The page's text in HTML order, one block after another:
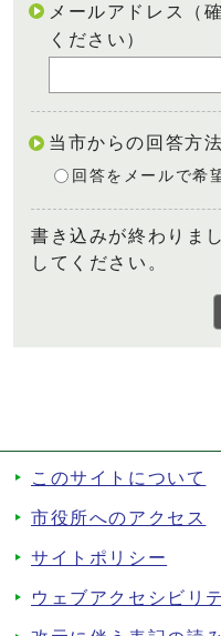
メールアドレス（
ください）
当市からの回答方法
回答をメールで希
書き込みが終わりま
してください。
このサイトについて
市役所へのアクセス
サイトポリシー
ウェブアクセシビリ